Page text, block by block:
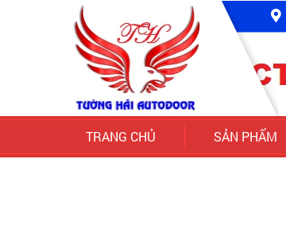
TRANG CHỦ SẢN PHẨM